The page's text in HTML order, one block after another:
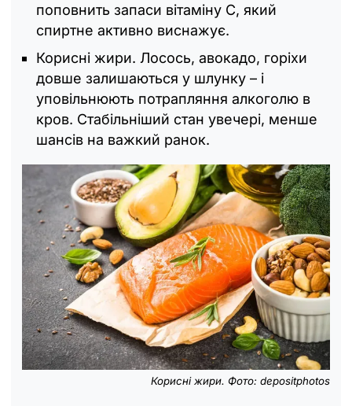
поповнить запаси вітаміну C, який
спиртне активно виснажує.
Корисні жири. Лосось, авокадо, горіхи
довше залишаються у шлунку – і
уповільнюють потрапляння алкоголю в
кров. Стабільніший стан увечері, менше
шансів на важкий ранок.
Корисні жири. Фото: depositphotos